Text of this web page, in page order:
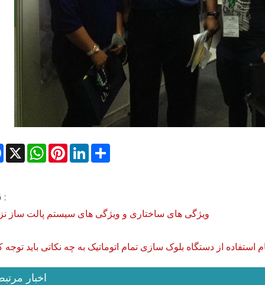
Facebook
X WhatsApp
PinterestLinkedIn
قبلی :
ویژگی های ساختاری و ویژگی های سیستم پالت ساز
استفاده از دستگاه بلوک سازی تمام اتوماتیک به چه نکاتی باید توجه
اخبار